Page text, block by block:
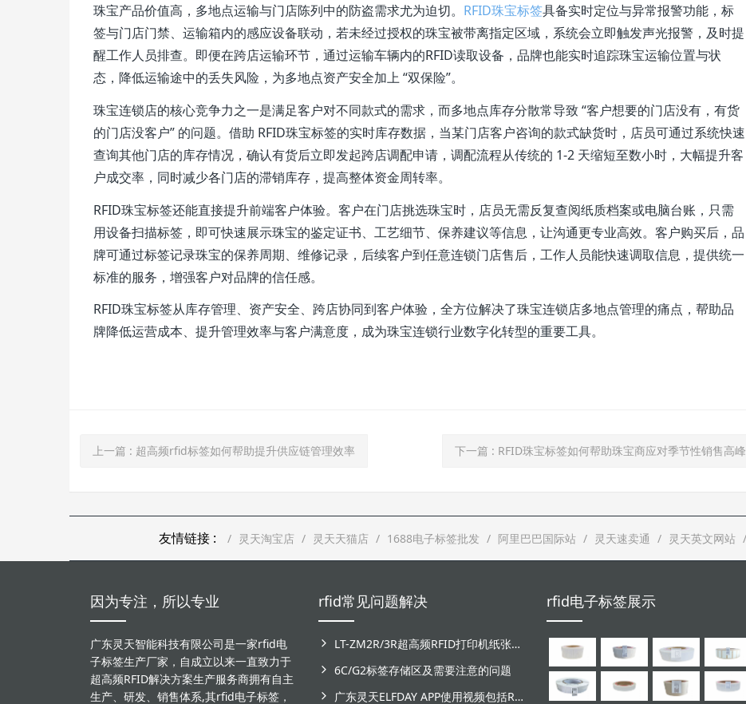
珠宝产品价值高，多地点运输与门店陈列中的防盗需求尤为迫切。 RFID珠宝标签具备实时定位与异常报警功能，标
签与门店门禁、运输箱内的感应设备联动，若未经过授权的珠宝被带离指定区域，系统会立即触发声光报警，及时提
醒工作人员排查。即便在跨店运输环节，通过运输车辆内的RFID读取设备，品牌也能实时追踪珠宝运输位置与状
态，降低运输途中的丢失风险，为多地点资产安全加上 “双保险”。
珠宝连锁店的核心竞争力之一是满足客户对不同款式的需求，而多地点库存分散常导致 “客户想要的门店没有，有货
的门店没客户” 的问题。借助 RFID珠宝标签的实时库存数据，当某门店客户咨询的款式缺货时，店员可通过系统快速
查询其他门店的库存情况，确认有货后立即发起跨店调配申请，调配流程从传统的 1-2 天缩短至数小时，大幅提升客
户成交率，同时减少各门店的滞销库存，提高整体资金周转率。
RFID珠宝标签还能直接提升前端客户体验。客户在门店挑选珠宝时，店员无需反复查阅纸质档案或电脑台账，只需
用设备扫描标签，即可快速展示珠宝的鉴定证书、工艺细节、保养建议等信息，让沟通更专业高效。客户购买后，品
牌可通过标签记录珠宝的保养周期、维修记录，后续客户到任意连锁门店售后，工作人员能快速调取信息，提供统一
标准的服务，增强客户对品牌的信任感。
RFID珠宝标签从库存管理、资产安全、跨店协同到客户体验，全方位解决了珠宝连锁店多地点管理的痛点，帮助品
牌降低运营成本、提升管理效率与客户满意度，成为珠宝连锁行业数字化转型的重要工具。
上一篇 : 超高频rfid标签如何帮助提升供应链管理效率 下一篇 : RFID珠宝标签如何帮助珠宝商应对季节性销售高峰
友情链接 : 灵天淘宝店 灵天天猫店 1688电子标签批发 阿里巴巴国际站 灵天速卖通 灵天英文网站
因为专注，所以专业
广东灵天智能科技有限公司是一家rfid电
子标签生产厂家，自成立以来一直致力于
超高频RFID解决方案生产服务商拥有自主
生产、研发、销售体系,其rfid电子标签，
rfid常见问题解决
LT-ZM2R/3R超高频RFID打印机纸张和碳带安装视频
6C/G2标签存储区及需要注意的问题
广东灵天ELFDAY APP使用视频包括RFID超高频设备和NFC芯片标签感应
rfid电子标签展示